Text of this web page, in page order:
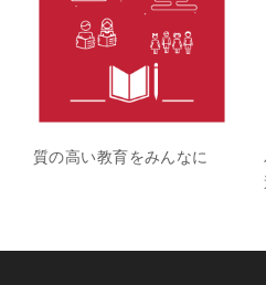
質の高い教育をみんなに